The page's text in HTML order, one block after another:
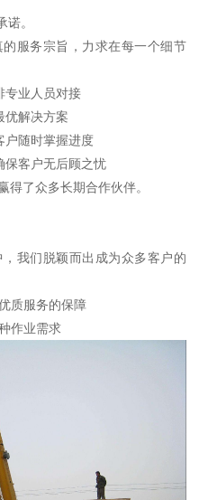
。
服务宗旨，力求在每一个细节
专业人员对接
优解决方案
户随时掌握进度
保客户无后顾之忧
得了众多长期合作伙伴。
我们脱颖而出成为众多客户的
质服务的保障
作业需求